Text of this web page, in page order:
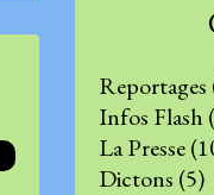
Reportages
Infos Flash
La Presse
Dictons (5)